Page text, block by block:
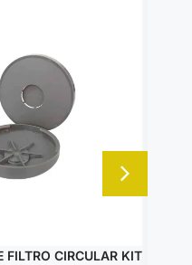
FILTRO CIRCULAR KIT